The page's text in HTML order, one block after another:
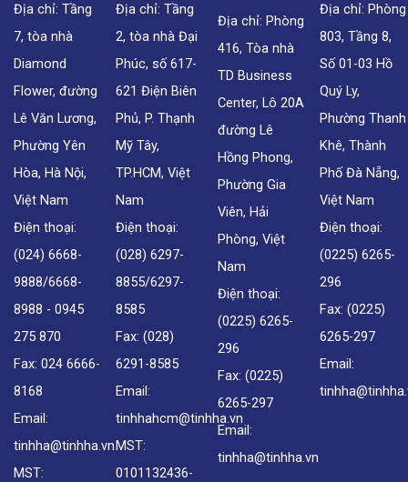
Địa chỉ: Tầng
7, tòa nhà
Diamond
Flower, đường
Lê Văn Lương,
Phường Yên
Hòa, Hà Nội,
Việt Nam
Điện thoại:
(024) 6668-
9888/6668-
8988 - 0945
275 870
Fax: 024 6666-
8168
Email:
tinhha@tinhha.vn
MST:
Địa chỉ: Tầng
2, tòa nhà Đại
Phúc, số 617-
621 Điện Biên
Phủ, P. Thạnh
Mỹ Tây,
TP.HCM, Việt
Nam
Điện thoại:
(028) 6297-
8855/6297-
8585
Fax: (028)
6291-8585
Email:
tinhhahcm@tinhha.vn
MST:
0101132436-
Địa chỉ: Phòng
416, Tòa nhà
TD Business
Center, Lô 20A
đường Lê
Hồng Phong,
Phường Gia
Viên, Hải
Phòng, Việt
Nam
Điện thoại:
(0225) 6265-
296
Fax: (0225)
6265-297
Email:
tinhha@tinhha.vn
Địa chỉ: Phòng
803, Tầng 8,
Số 01-03 Hồ
Quý Ly,
Phường Thanh
Khê, Thành
Phố Đà Nẵng,
Việt Nam
Điện thoại:
(0225) 6265-
296
Fax: (0225)
6265-297
Email: